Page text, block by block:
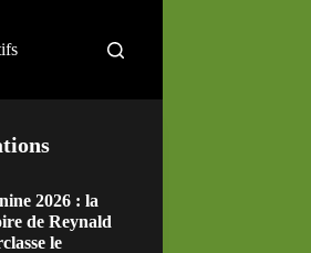
2026 : la
de Reynald
le